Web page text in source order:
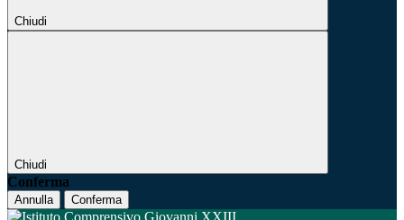
Chiudi
Chiudi
Conferma
Annulla Conferma